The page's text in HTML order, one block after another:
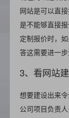
网站是可以直
是不能够直接
定制报价时，
答这需要进一
3、看网站
想要建设出来
公司项目负责